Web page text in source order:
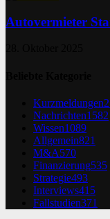
Autovermieter
Kurzmeldungen
Nachrichten1582
Wissen1089
Allgemein821
M&A570
Finanzierung535
Strategie493
Interviews415
Fallstudien371